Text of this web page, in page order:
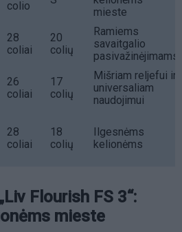
colio
mieste
28
coliai
20
colių
Ramiems
savaitgalio
pasivažinėjimams
26
coliai
17
colių
Mišriam reljefui ir
universaliam
naudojimui
28
coliai
18
colių
Ilgesnėms
kelionėms
Flourish FS 3“:
mieste